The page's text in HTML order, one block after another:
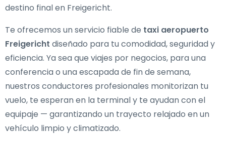
destino final en Freigericht.
Te ofrecemos un servicio fiable de taxi aeropuerto
Freigericht diseñado para tu comodidad, seguridad y
eficiencia. Ya sea que viajes por negocios, para una
conferencia o una escapada de fin de semana,
nuestros conductores profesionales monitorizan tu
vuelo, te esperan en la terminal y te ayudan con el
equipaje — garantizando un trayecto relajado en un
vehículo limpio y climatizado.